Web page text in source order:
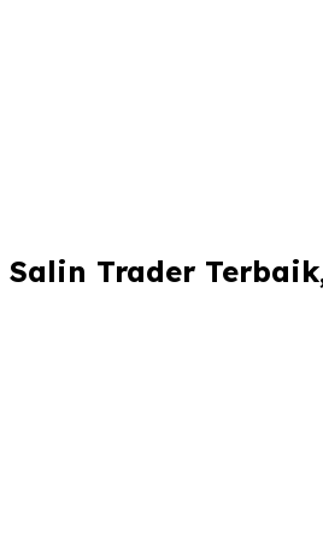
Salin Trader